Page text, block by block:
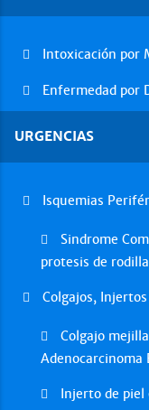
Intoxicación por
Enfermedad por
URGENCIAS
Isquemias
Sindrome
protesis de
Colgajos,
Colgajo
Adenocarcinoma
Injerto de piel